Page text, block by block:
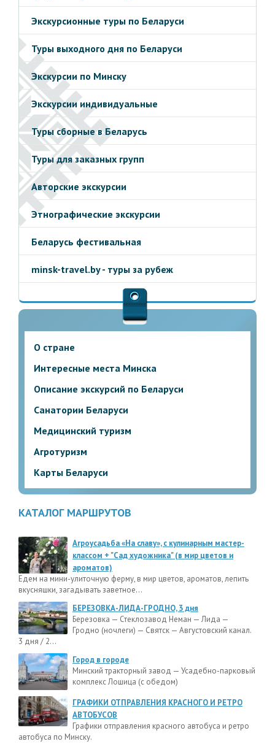
Экскурсионные туры по Беларуси
Туры выходного дня по Беларуси
Экскурсии по Минску
Экскурсии индивидуальные
Туры сборные в Беларусь
Туры для заказных групп
Авторские экскурсии
Этнографические экскурсии
Беларусь фестивальная
minsk-travel.by - туры за рубеж
О стране
Интересные места Минска
Описание экскурсий по Беларуси
Санатории Беларуси
Медицинский туризм
Агротуризм
Карты Беларуси
КАТАЛОГ МАРШРУТОВ
Агроусадьба «На славу», с кулинарным мастер-
классом + "Сад художника" (в мир цветов и
ароматов)
Едем на мини-улиточную ферму, в мир цветов, ароматов, лепить
вкусняшки, загадывать заветное...
БЕРЕЗОВКА-ЛИДА-ГРОДНО, 3 дня
Березовка — Стеклозавод Неман — Лида —
Гродно (ночлеги) — Святск — Августовский канал.
3 дня / 2...
Город в городе
Минский тракторный завод — Усадебно-парковый
комплекс Лошица (с обедом)
ГРАФИКИ ОТПРАВЛЕНИЯ КРАСНОГО И РЕТРО
АВТОБУСОВ
Графики отправления красного автобуса и ретро
автобуса по Минску.